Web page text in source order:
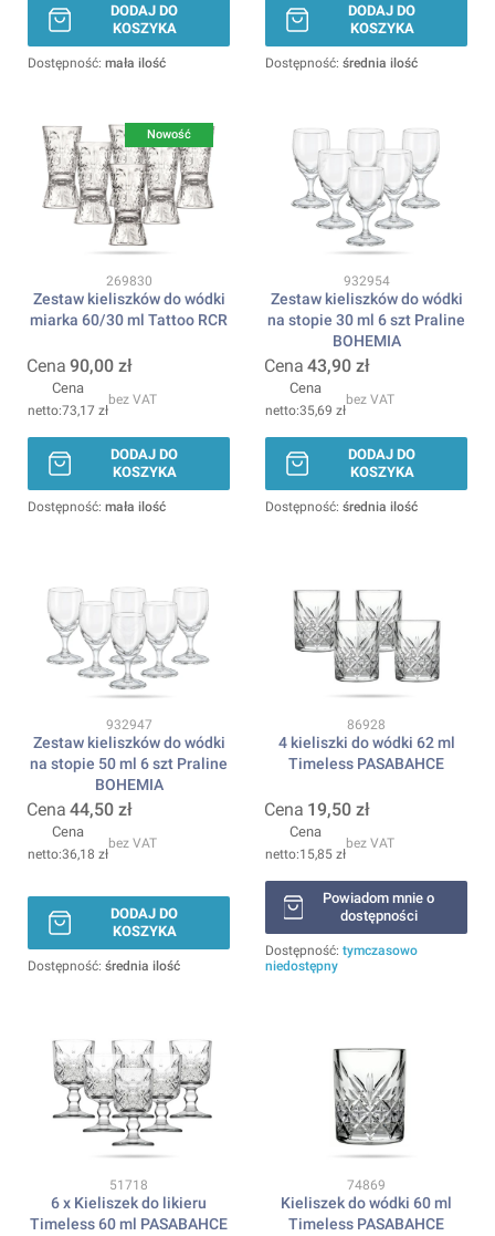
DODAJ DO
KOSZYKA
Dostępność: mała ilość
DODAJ DO
KOSZYKA
Dostępność: średnia ilość
Nowość
Kod produktu
269830
Zestaw kieliszków do wódki
miarka 60/30 ml Tattoo RCR
Cena 90,00 zł
Cena
73,17 zł
bez VAT
DODAJ DO
KOSZYKA
Dostępność: mała ilość
Kod produktu
932954
Zestaw kieliszków do wódki
na stopie 30 ml 6 szt Praline
BOHEMIA
Cena 43,90 zł
Cena
35,69 zł
bez VAT
DODAJ DO
KOSZYKA
Dostępność: średnia ilość
Kod produktu
932947
Zestaw kieliszków do wódki
na stopie 50 ml 6 szt Praline
BOHEMIA
Cena 44,50 zł
Cena
36,18 zł
bez VAT
DODAJ DO
KOSZYKA
Dostępność: średnia ilość
Kod produktu
86928
4 kieliszki do wódki 62 ml
Timeless PASABAHCE
Cena 19,50 zł
Cena
15,85 zł
bez VAT
Powiadom mnie o
dostępności
Dostępność: tymczasowo
niedostępny
Kod produktu
51718
6 x Kieliszek do likieru
Timeless 60 ml PASABAHCE
Kod produktu
74869
Kieliszek do wódki 60 ml
Timeless PASABAHCE